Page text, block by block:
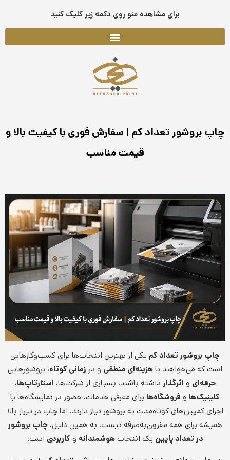
برای مشاهده منو روی دکمه زیر کلیک کنید
چاپ بروشور تعداد کم | سفارش فوری با کیفیت بالا و
قیمت مناسب
چاپ بروشور تعداد کم یکی از بهترین انتخاب‌ها برای کسب‌وکارهایی
است که می‌خواهند باهزینه‌ای منطقی و در زمانی کوتاه، بروشورهایی
حرفه‌ای و اثرگذار داشته باشند. بسیاری از شرکت‌ها، استارتاپ‌ها،
کلینیک‌ها و فروشگاه‌ها برای معرفی خدمات، حضور در نمایشگاه‌ها یا
اجرای کمپین‌های کوتاه‌مدت به بروشور نیاز دارند. اما چاپ در تیراژ بالا
همیشه برای همه مقرون‌به‌صرفه نیست. به همین دلیل، چاپ بروشور
در تعداد پایین یک انتخابهوشمندانه و کاربردی است.